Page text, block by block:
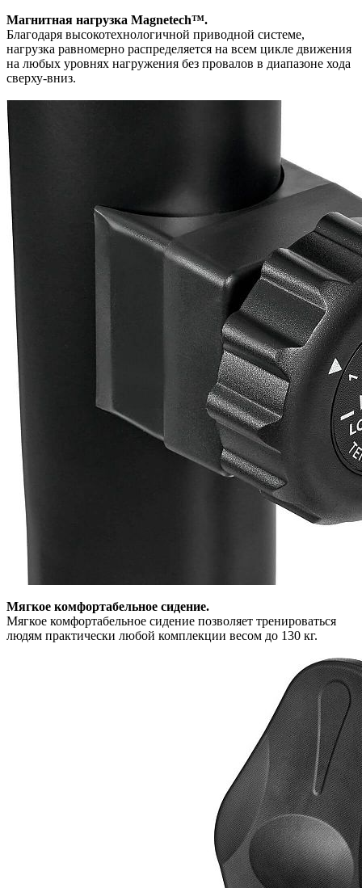
Магнитная нагрузка Magnetech™.
Благодаря высокотехнологичной приводной системе,
нагрузка равномерно распределяется на всем цикле движения
на любых уровнях нагружения без провалов в диапазоне хода
сверху-вниз.
Мягкое комфортабельное сидение.
Мягкое комфортабельное сидение позволяет тренироваться
людям практически любой комплекции весом до 130 кг.